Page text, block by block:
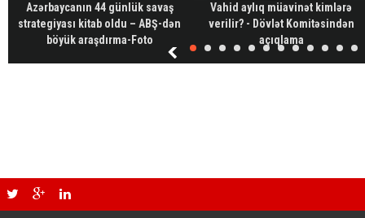
Azərbaycanın 44 günlük savaş
strategiyası kitab oldu – ABŞ-dən
böyük araşdırma-Foto
Vahid aylıq müavinət kimlərə
verilir? - Dövlət Komitəsindən
açıqlama